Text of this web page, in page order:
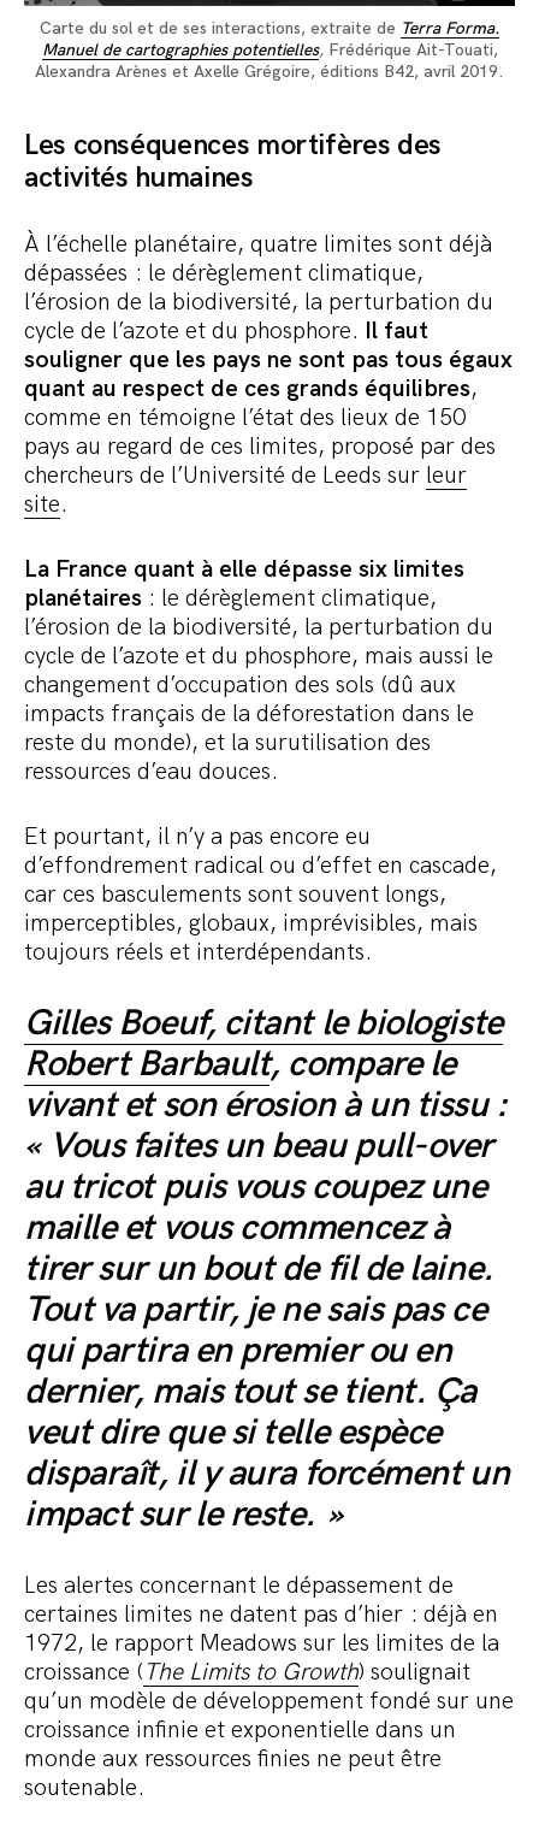
Carte du sol et de ses interactions, extraite de Terra Forma.
Manuel de cartographies potentielles,Frédérique Ait-Touati,
Alexandra Arènes et Axelle Grégoire, éditions B42, avril 2019.
Les conséquences mortifères des
activités humaines
À l’échelle planétaire, quatre limites sont déjà
dépassées : le dérèglement climatique,
l’érosion de la biodiversité, la perturbation du
cycle de l’azote et du phosphore. Il faut
souligner que les pays ne sont pas tous égaux
quant au respect de ces grands équilibres,
comme en témoigne l’état des lieux de 150
pays au regard de ces limites, proposé par des
chercheurs de l’Université de Leeds sur leur
site.
La France quant à elle dépasse six limites
planétaires : le dérèglement climatique,
l’érosion de la biodiversité, la perturbation du
cycle de l’azote et du phosphore, mais aussi le
changement d’occupation des sols (dû aux
impacts français de la déforestation dans le
reste du monde), et la surutilisation des
ressources d’eau douces.
Et pourtant, il n’y a pas encore eu
d’effondrement radical ou d’effet en cascade,
car ces basculements sont souvent longs,
imperceptibles, globaux, imprévisibles, mais
toujours réels et interdépendants.
Gilles Boeuf, citant le biologiste
Robert Barbault, compare le
vivant et son érosion à un tissu :
« Vous faites un beau pull-over
au tricot puis vous coupez une
maille et vous commencez à
tirer sur un bout de fil de laine.
Tout va partir, je ne sais pas ce
qui partira en premier ou en
dernier, mais tout se tient. Ça
veut dire que si telle espèce
disparaît, il y aura forcément un
impact sur le reste. »
Les alertes concernant le dépassement de
certaines limites ne datent pas d’hier : déjà en
1972, le rapport Meadows sur les limites de la
croissance ( The Limits to Growth) soulignait
qu’un modèle de développement fondé sur une
croissance infinie et exponentielle dans un
monde aux ressources finies ne peut être
soutenable.